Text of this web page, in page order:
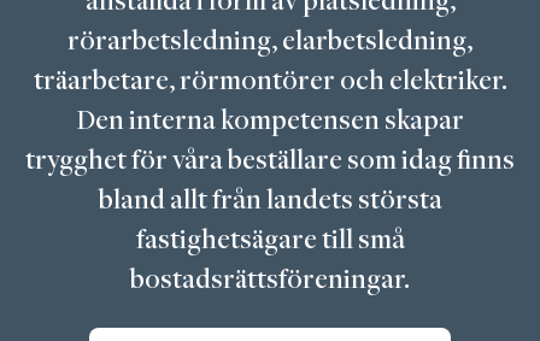
rörarbetsledning, elarbetsledning,
träarbetare, rörmontörer och elektriker.
Den interna kompetensen skapar
trygghet för våra beställare som idag finns
bland allt från landets största
fastighetsägare till små
bostadsrättsföreningar.